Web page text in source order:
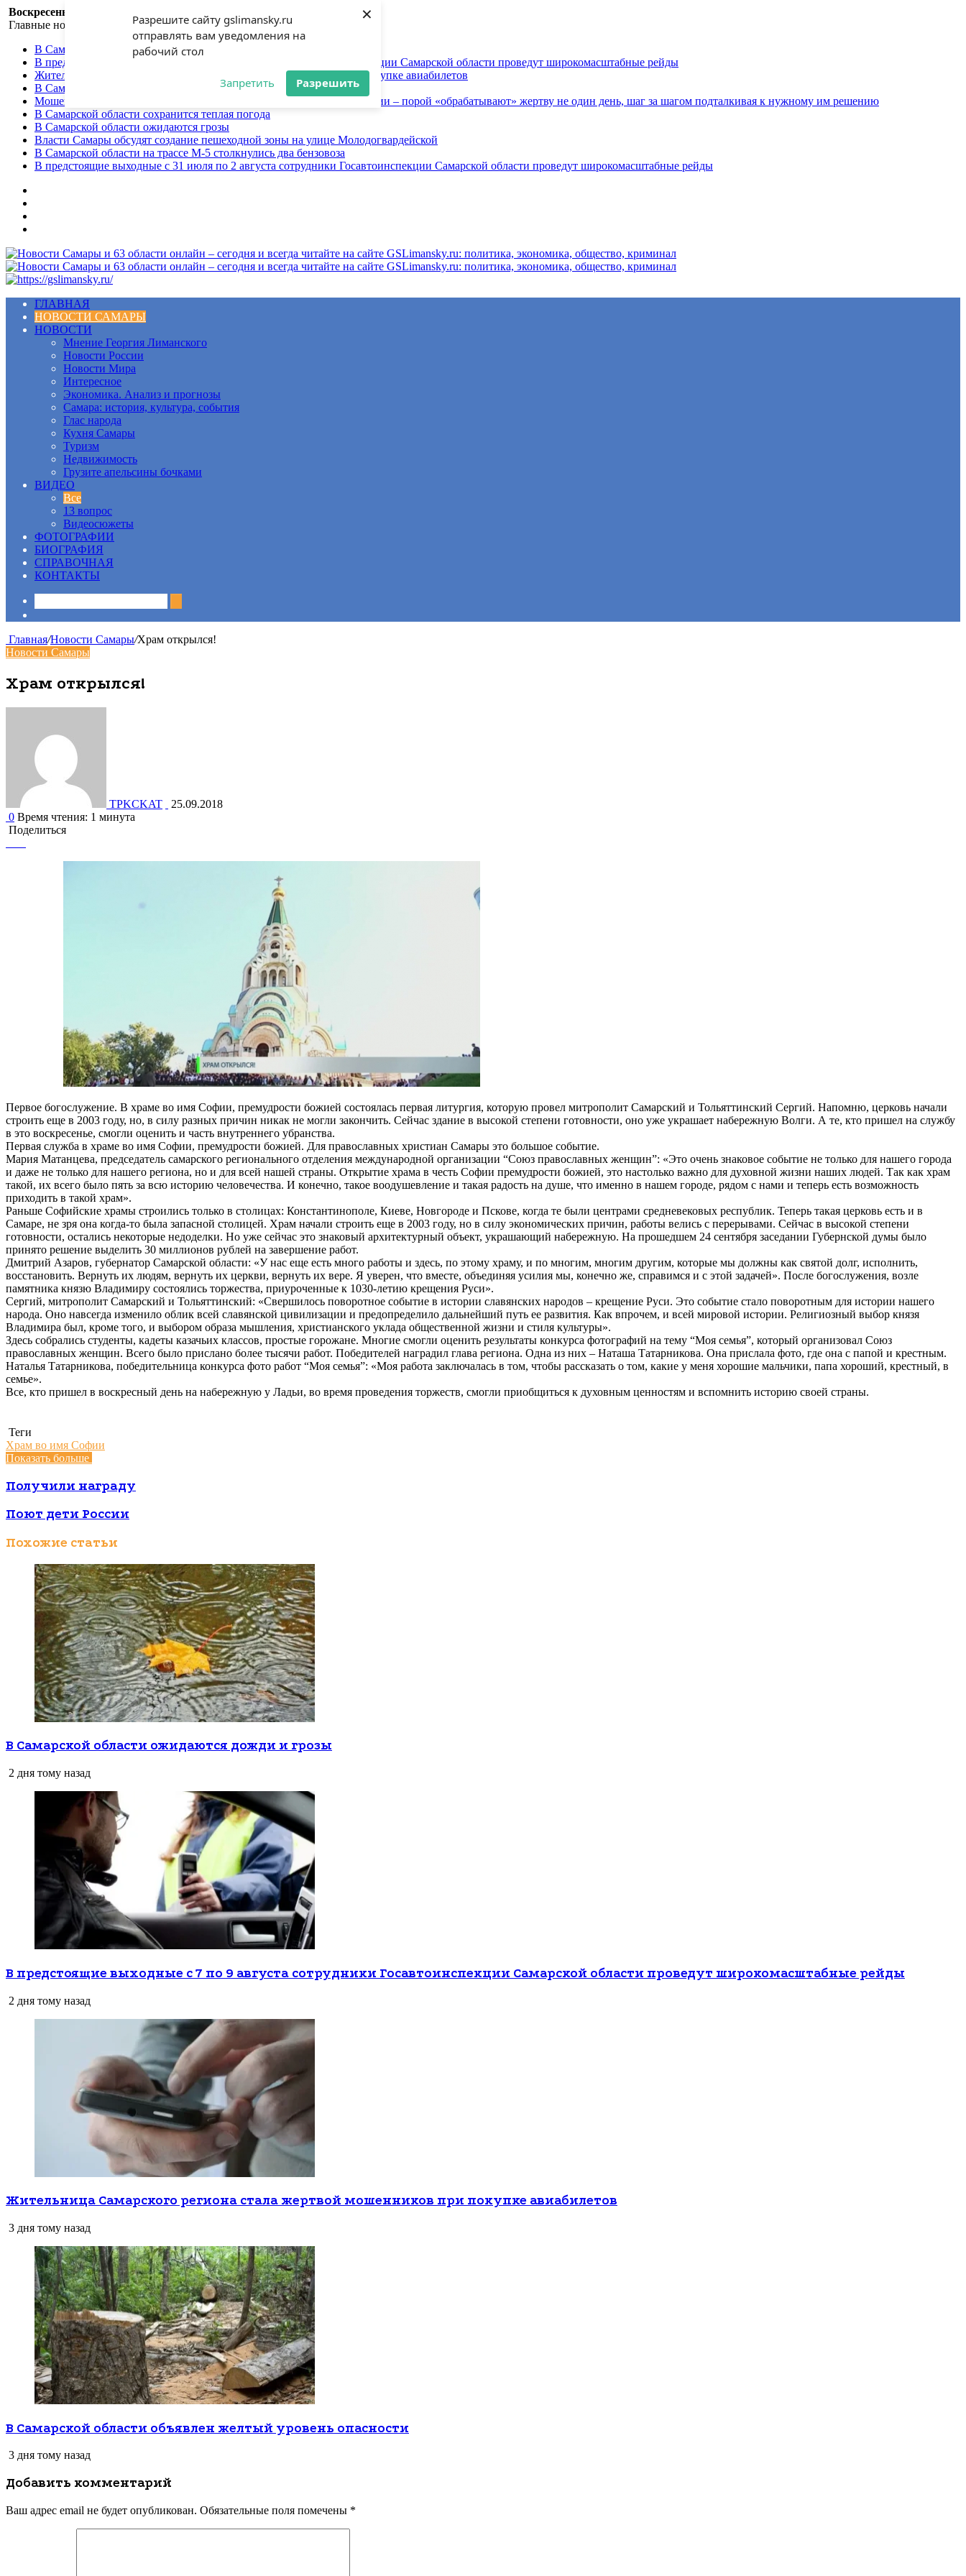
Разрешите сайту gslimansky.ru
отправлять вам уведомления на
рабочий стол
Запретить Разрешить
×
Воскресенье, 9 августа 2026
Главные новости
В Самарской области ожидаются дожди и грозы
В предстоящие выходные с 7 по 9 августа сотрудники Госавтоинспекции Самарской области проведут широкомасштабные рейды
Жительница Самарского региона стала жертвой мошенников при покупке авиабилетов
В Самарской области объявлен желтый уровень опасности
Мошенники продолжают использовать приёмы социальной инженерии – порой «обрабатывают» жертву не один день, шаг за шагом подталкивая к нужному им решению
В Самарской области сохранится теплая погода
В Самарской области ожидаются грозы
Власти Самары обсудят создание пешеходной зоны на улице Молодогвардейской
В Самарской области на трассе М-5 столкнулись два бензовоза
В предстоящие выходные с 31 июля по 2 августа сотрудники Госавтоинспекции Самарской области проведут широкомасштабные рейды
Меню
ГЛАВНАЯ
НОВОСТИ САМАРЫ
НОВОСТИ
Мнение Георгия Лиманского
Новости России
Новости Мира
Интересное
Экономика. Анализ и прогнозы
Самара: история, культура, события
Глас народа
Кухня Самары
Туризм
Недвижимость
Грузите апельсины бочками
ВИДЕО
Все
13 вопрос
Видеосюжеты
ФОТОГРАФИИ
БИОГРАФИЯ
СПРАВОЧНАЯ
КОНТАКТЫ
Главная/Новости Самары/Храм открылся!
Новости Самары
Храм открылся!
TPKCKAT
25.09.2018
0 Время чтения: 1 минута
Поделиться
Первое богослужение. В храме во имя Софии, премудрости божией состоялась первая литургия, которую провел митрополит Самарский и Тольяттинский Сергий. Напомню, церковь начали
строить еще в 2003 году, но, в силу разных причин никак не могли закончить. Сейчас здание в высокой степени готовности, оно уже украшает набережную Волги. А те, кто пришел на службу
в это воскресенье, смогли оценить и часть внутреннего убранства.
Первая служба в храме во имя Софии, премудрости божией. Для православных христиан Самары это большое событие.
Мария Матанцева, председатель самарского регионального отделения международной организации “Союз православных женщин”: «Это очень знаковое событие не только для нашего города
и даже не только для нашего региона, но и для всей нашей страны. Открытие храма в честь Софии премудрости божией, это настолько важно для духовной жизни наших людей. Так как храм
такой, их всего было пять за всю историю человечества. И конечно, такое воодушевление и такая радость на душе, что именно в нашем городе, рядом с нами и теперь есть возможность
приходить в такой храм».
Раньше Софийские храмы строились только в столицах: Константинополе, Киеве, Новгороде и Пскове, когда те были центрами средневековых республик. Теперь такая церковь есть и в
Самаре, не зря она когда-то была запасной столицей. Храм начали строить еще в 2003 году, но в силу экономических причин, работы велись с перерывами. Сейчас в высокой степени
готовности, остались некоторые недоделки. Но уже сейчас это знаковый архитектурный объект, украшающий набережную. На прошедшем 24 сентября заседании Губернской думы было
принято решение выделить 30 миллионов рублей на завершение работ.
Дмитрий Азаров, губернатор Самарской области: «У нас еще есть много работы и здесь, по этому храму, и по многим, многим другим, которые мы должны как святой долг, исполнить,
восстановить. Вернуть их людям, вернуть их церкви, вернуть их вере. Я уверен, что вместе, объединяя усилия мы, конечно же, справимся и с этой задачей». После богослужения, возле
памятника князю Владимиру состоялись торжества, приуроченные к 1030-летию крещения Руси».
Сергий, митрополит Самарский и Тольяттинский: «Свершилось поворотное событие в истории славянских народов – крещение Руси. Это событие стало поворотным для истории нашего
народа. Оно навсегда изменило облик всей славянской цивилизации и предопределило дальнейший путь ее развития. Как впрочем, и всей мировой истории. Религиозный выбор князя
Владимира был, кроме того, и выбором образа мышления, христианского уклада общественной жизни и стиля культуры».
Здесь собрались студенты, кадеты казачьих классов, простые горожане. Многие смогли оценить результаты конкурса фотографий на тему “Моя семья”, который организовал Союз
православных женщин. Всего было прислано более тысячи работ. Победителей наградил глава региона. Одна из них – Наташа Татарникова. Она прислала фото, где она с папой и крестным.
Наталья Татарникова, победительница конкурса фото работ “Моя семья”: «Моя работа заключалась в том, чтобы рассказать о том, какие у меня хорошие мальчики, папа хороший, крестный, в
семье».
Все, кто пришел в воскресный день на набережную у Ладьи, во время проведения торжеств, смогли приобщиться к духовным ценностям и вспомнить историю своей страны.
Теги
Храм во имя Софии
Показать больше
Получили награду
Поют дети России
Похожие статьи
В Самарской области ожидаются дожди и грозы
2 дня тому назад
В предстоящие выходные с 7 по 9 августа сотрудники Госавтоинспекции Самарской области проведут широкомасштабные рейды
2 дня тому назад
Жительница Самарского региона стала жертвой мошенников при покупке авиабилетов
3 дня тому назад
В Самарской области объявлен желтый уровень опасности
3 дня тому назад
Добавить комментарий
Ваш адрес email не будет опубликован. Обязательные поля помечены *